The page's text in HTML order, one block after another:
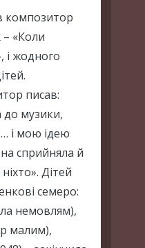
композитор
– «Коли
і жодного
писав:
до музики,
і мою ідею
сприйняла й
Дітей
семеро:
немовлям),
малим),